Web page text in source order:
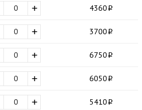
+ 4360
+ 3700
+ 6750
+ 6050
+ 5410